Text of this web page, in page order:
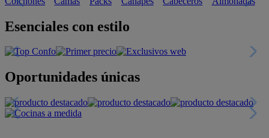
Esenciales con estilo
Oportunidades únicas